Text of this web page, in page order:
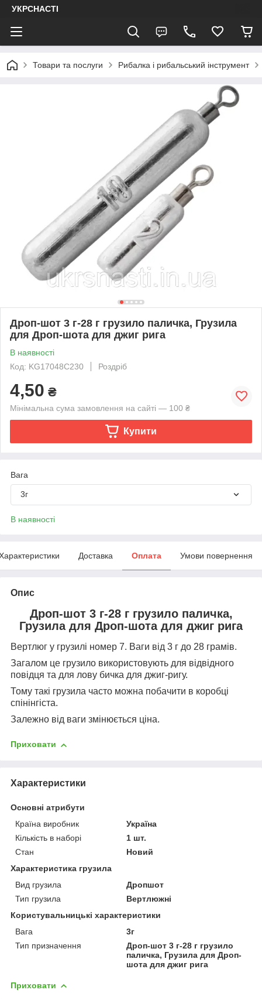
УКРСНАСТІ
Товари та послуги Рибалка і рибальський інструмент
Дроп-шот 3 г-28 г грузило паличка, Грузила
для Дроп-шота для джиг рига
В наявності
Код: KG17048C230
Роздріб
4,50 ₴
Мінімальна сума замовлення на сайті — 100 ₴
Купити
Вага
3г
В наявності
Доставка Оплата Умови повернення
Опис
Дроп-шот 3 г-28 г грузило паличка,
Грузила для Дроп-шота для джиг рига
Вертлюг у грузилі номер 7. Ваги від 3 г до 28 грамів.
Загалом це грузило використовують для відвідного
повідця та для лову бичка для джиг-ригу.
Тому такі грузила часто можна побачити в коробці
спінінгіста.
Залежно від ваги змінюється ціна.
Приховати
Характеристики
Основні атрибути
Країна виробник
Україна
Кількість в наборі
1 шт.
Стан
Новий
Характеристика грузила
Вид грузила
Дропшот
Тип грузила
Вертлюжні
Користувальницькі характеристики
Вага
3г
Тип призначення
Дроп-шот 3 г-28 г грузило
паличка, Грузила для Дроп-
шота для джиг рига
Приховати